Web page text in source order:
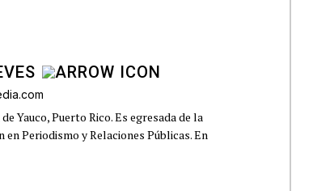
Yauco, Puerto Rico. Es egresada de la
Periodismo y Relaciones Públicas. En